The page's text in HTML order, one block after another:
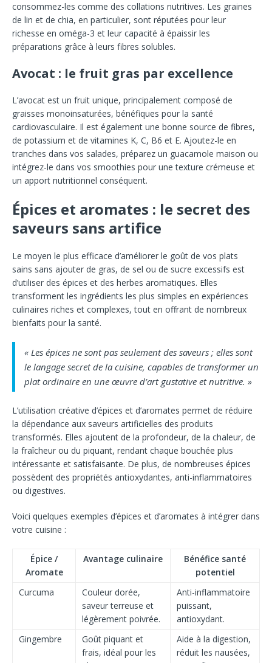
consommez-les comme des collations nutritives. Les graines
de lin et de chia, en particulier, sont réputées pour leur
richesse en oméga-3 et leur capacité à épaissir les
préparations grâce à leurs fibres solubles.
Avocat : le fruit gras par excellence
L’avocat est un fruit unique, principalement composé de
graisses monoinsaturées, bénéfiques pour la santé
cardiovasculaire. Il est également une bonne source de fibres,
de potassium et de vitamines K, C, B6 et E. Ajoutez-le en
tranches dans vos salades, préparez un guacamole maison ou
intégrez-le dans vos smoothies pour une texture crémeuse et
un apport nutritionnel conséquent.
Épices et aromates : le secret des
saveurs sans artifice
Le moyen le plus efficace d’améliorer le goût de vos plats
sains sans ajouter de gras, de sel ou de sucre excessifs est
d’utiliser des épices et des herbes aromatiques. Elles
transforment les ingrédients les plus simples en expériences
culinaires riches et complexes, tout en offrant de nombreux
bienfaits pour la santé.
« Les épices ne sont pas seulement des saveurs ; elles sont
le langage secret de la cuisine, capables de transformer un
plat ordinaire en une œuvre d’art gustative et nutritive. »
L’utilisation créative d’épices et d’aromates permet de réduire
la dépendance aux saveurs artificielles des produits
transformés. Elles ajoutent de la profondeur, de la chaleur, de
la fraîcheur ou du piquant, rendant chaque bouchée plus
intéressante et satisfaisante. De plus, de nombreuses épices
possèdent des propriétés antioxydantes, anti-inflammatoires
ou digestives.
Voici quelques exemples d’épices et d’aromates à intégrer dans
votre cuisine :
Épice /
Aromate
Avantage culinaire
Bénéfice santé
potentiel
Curcuma
Couleur dorée,
saveur terreuse et
légèrement poivrée.
Anti-inflammatoire
puissant,
antioxydant.
Gingembre
Goût piquant et
frais, idéal pour les
Aide à la digestion,
réduit les nausées,